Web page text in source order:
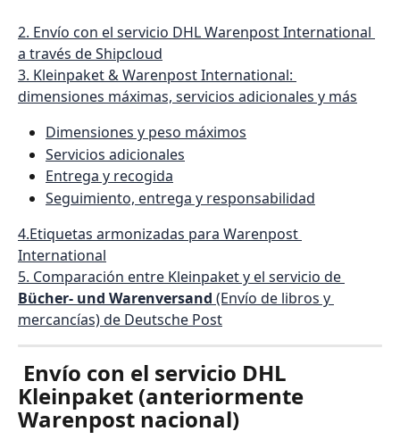
2. Envío con el servicio DHL Warenpost International
a través de Shipcloud
3. Kleinpaket & Warenpost International:
dimensiones máximas, servicios adicionales y más
Dimensiones y peso máximos
Servicios adicionales
Entrega y recogida
Seguimiento, entrega y responsabilidad
4.Etiquetas armonizadas para Warenpost
International
5. Comparación entre Kleinpaket y el servicio de
Bücher- und Warenversand (Envío de libros y
mercancías) de Deutsche Post
Kleinpaket (anteriormente
Warenpost nacional)